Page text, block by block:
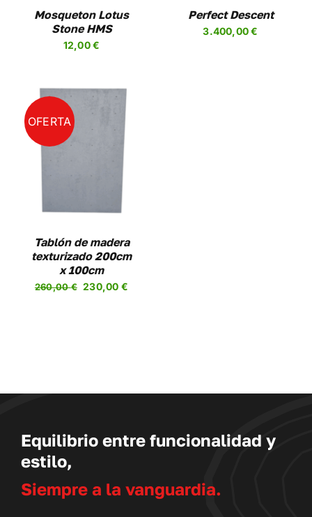
Mosqueton Lotus
Stone HMS
12,00€
SE
PÁGINA
DE
PRODUCTO
Perfect Descent
3.400,00€
OFERTA
Tablón de madera
texturizado 200cm
x 100cm
260,00€ El
230,00 €
Equilibrio entre funcionalidad y
estilo,
Siempre a la vanguardia.